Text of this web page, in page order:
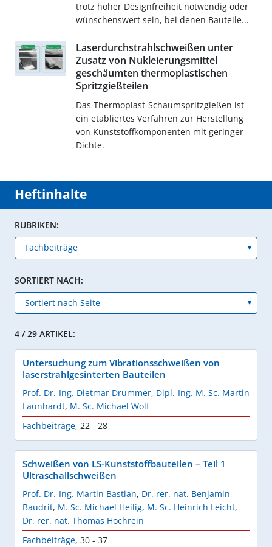
trotz hoher Designfreiheit notwendig oder
wünschenswert sein, bei denen Bauteile...
Laserdurchstrahlschweißen unter
Zusatz von Nukleierungsmittel
geschäumten thermoplastischen
Spritzgießteilen
Das Thermoplast-Schaumspritzgießen ist
ein etabliertes Verfahren zur Herstellung
von Kunststoffkomponenten mit geringer
Dichte.
Heftinhalte
RUBRIKEN:
SORTIERT NACH:
4 / 29 ARTIKEL:
Untersuchung zum Vibrationsschweißen von
laserstrahlgesinterten Bauteilen
Prof. Dr.-Ing. Dietmar Drummer, Dipl.-Ing. M. Sc. Martin
Launhardt, M. Sc. Michael Wolf
Fachbeiträge, 22 - 28
Schweißen von LS-Kunststoffbauteilen – Teil 1
Ultraschallschweißen
Prof. Dr.-Ing. Martin Bastian, Dr. rer. nat. Benjamin
Baudrit, M. Sc. Michael Heilig, M. Sc. Heinrich Leicht,
Dr. rer. nat. Thomas Hochrein
Fachbeiträge, 30 - 37